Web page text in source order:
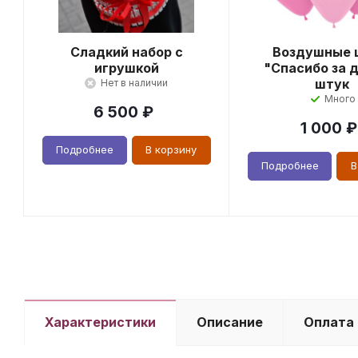
Сладкий набор с
игрушкой
Нет в наличии
6 500 ₽
Подробнее В корзину
Воздушные
"Спасибо за
штук
Много
1 000 ₽
Подробнее
Характеристики Описание Оплата